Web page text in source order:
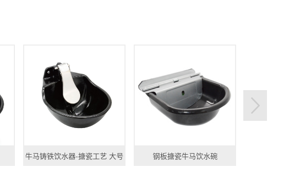
牛马铸铁饮水器-搪瓷工艺 大号 钢板搪瓷牛马饮水碗